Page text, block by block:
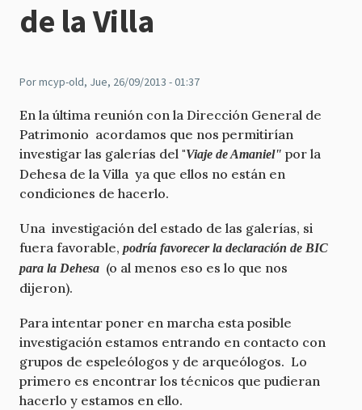
de la Villa
Pormcyp-old, Jue, 26/09/2013 - 01:37
En la última reunión con la Dirección General de
Patrimonio acordamos que nos permitirían
investigar las galerías del "Viaje de Amaniel" por la
Dehesa de la Villa ya que ellos no están en
condiciones de hacerlo.
Una investigación del estado de las galerías, si
fuera favorable, podría favorecer la declaración de BIC
para la Dehesa (o al menos eso es lo que nos
dijeron).
Para intentar poner en marcha esta posible
investigación estamos entrando en contacto con
grupos de espeleólogos y de arqueólogos. Lo
primero es encontrar los técnicos que pudieran
hacerlo y estamos en ello.